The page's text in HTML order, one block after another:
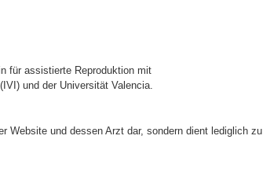
für assistierte Reproduktion mit
und der Universität Valencia.
Website und dessen Arzt dar, sondern dient lediglich zu